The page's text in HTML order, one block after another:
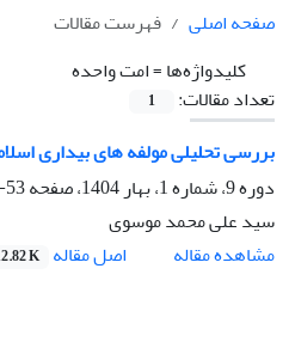
صفحه اصلی
فهرست مقالات
کلیدواژه‌ها =امت واحده
تعداد مقالات:
1
بررسی تحلیلی مولفه های بیداری
دوره 9، شماره 1، بهار 1404، صفحه
53-72
سید علی محمد موسوی
مشاهده مقاله
اصل مقاله K